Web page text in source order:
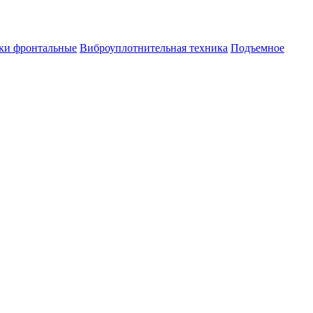
фронтальные Виброуплотнительная техника Подъемное